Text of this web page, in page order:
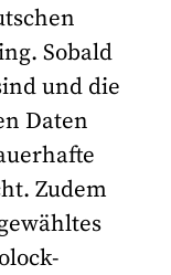
Sobald
und die
Daten
Zudem